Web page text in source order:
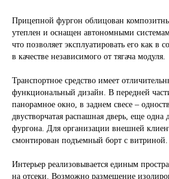
Прицепной фургон облицован
утеплен и оснащен автономными
что позволяет эксплуатировать его как в
в качестве независимого от тягача модуля.
Транспортное средство имеет
функциональный дизайн. В передней
панорамное окно, в заднем свесе –
двустворчатая распашная дверь, еще одна
фургона. Для организации внешней
смонтирован подъемный борт с витриной.
Интерьер реализовывается единым
на отсеки. Возможно размещение